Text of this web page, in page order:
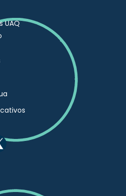
UAQ